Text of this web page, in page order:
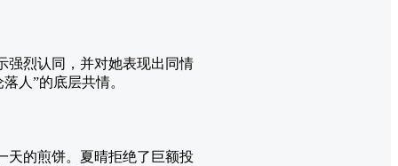
强烈认同，并对她表现出同情
人”的底层共情。
天的煎饼。夏晴拒绝了巨额投